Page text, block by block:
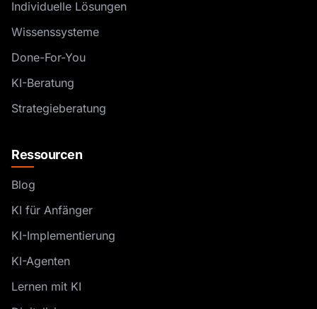
Individuelle Lösungen
Wissenssysteme
Done-For-You
KI-Beratung
Strategieberatung
Ressourcen
Blog
KI für Anfänger
KI-Implementierung
KI-Agenten
Lernen mit KI